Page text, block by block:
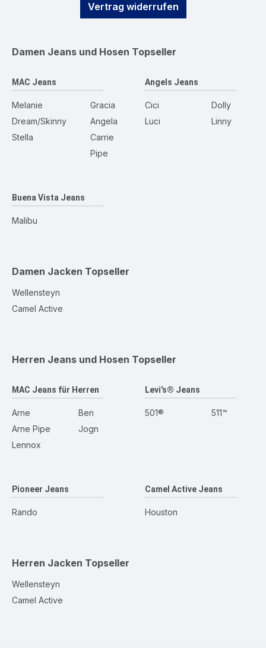
Vertrag widerrufen
Damen Jeans und Hosen Topseller
MAC Jeans
Melanie
Dream/Skinny
Stella
Gracia
Angela
Carrie
Pipe
Angels Jeans
Cici
Luci
Dolly
Linny
Buena Vista Jeans
Malibu
Damen Jacken Topseller
Wellensteyn
Camel Active
Herren Jeans und Hosen Topseller
MAC Jeans für Herren
Arne
Arne Pipe
Lennox
Ben
Jogn
Levi's® Jeans
501® 511™
Pioneer Jeans
Rando
Camel Active Jeans
Houston
Herren Jacken Topseller
Wellensteyn
Camel Active